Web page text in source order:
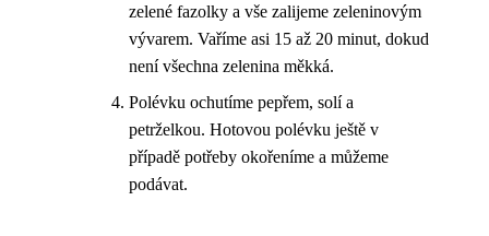
zelené fazolky a vše zalijeme zeleninovým
vývarem. Vaříme asi 15 až 20 minut, dokud
není všechna zelenina měkká.
Polévku ochutíme pepřem, solí a
petrželkou. Hotovou polévku ještě v
případě potřeby okořeníme a můžeme
podávat.